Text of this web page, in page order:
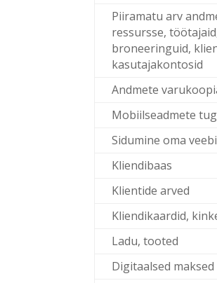
Piiramatu arv
ressursse,
broneeringuid,
kasutajakontosid
Andmete
Mobiilseadmete
Sidumine oma
Kliendibaas
Klientide arved
Kliendikaardid,
Ladu, tooted
Digitaalsed maksed